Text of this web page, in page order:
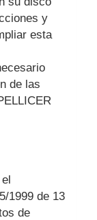
y
esta
de las
1999 de 13
de